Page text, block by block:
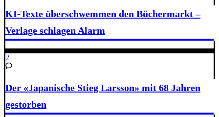
KI-Texte überschwemmen den Büchermarkt –
Verlage schlagen Alarm
2
Der «Japanische Stieg Larsson» mit 68 Jahren
gestorben